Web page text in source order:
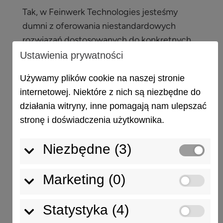
Ustawienia prywatności
Używamy plików cookie na naszej stronie
internetowej. Niektóre z nich są niezbędne do
działania witryny, inne pomagają nam ulepszać
stronę i doświadczenia użytkownika.
Niezbędne (3)
Marketing (0)
Statystyka (4)
Tak, w Feinwerk Technologies jesteśmy
dumni z oferowania niestandardowych
rozwiązań dostosowanych do konkretnych
potrzeb i wymagań naszych klientów.
przedstawić swoje wymagania, a my
znajdziemy idealne rozwiązanie.